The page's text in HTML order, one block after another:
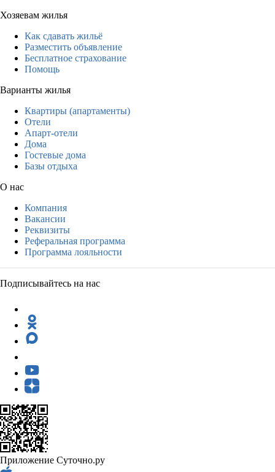
Хозяевам жилья
Как сдавать жильё
Разместить объявление
Бесплатное страхование
Помощь
Варианты жилья
Квартиры (апартаменты)
Отели
Апарт-отели
Дома
Гостевые дома
Базы отдыха
О нас
Компания
Вакансии
Реквизиты
Реферальная программа
Программа лояльности
Подписывайтесь на нас
Приложение Суточно.ру